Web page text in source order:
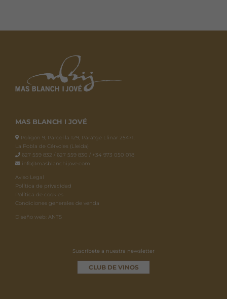
MAS BLANCH I JOVÉ
Polígon 9, Parcel·la 129, Paratge Llinar 25471.
La Pobla de Cérvoles (Lleida)
627 559 832 / 627 559 830 / +34 973 050 018
info@masblanchijove.com
Aviso Legal
Política de privacidad
Política de cookies
Condiciones generales de venda
Diseño web: ANTS
Suscríbete a nuestra newsletter
CLUB DE VINOS